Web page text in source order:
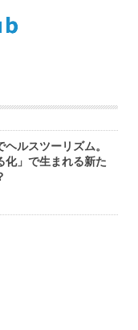
ルスツーリズム。
化」で生まれる新た